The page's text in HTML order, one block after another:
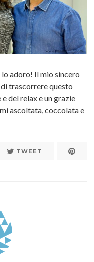
adoro! Il mio sincero
trascorrere questo
del relax e un grazie
ascoltata, coccolata e
TWEET